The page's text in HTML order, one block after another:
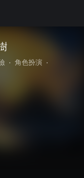
• 角色扮演
•